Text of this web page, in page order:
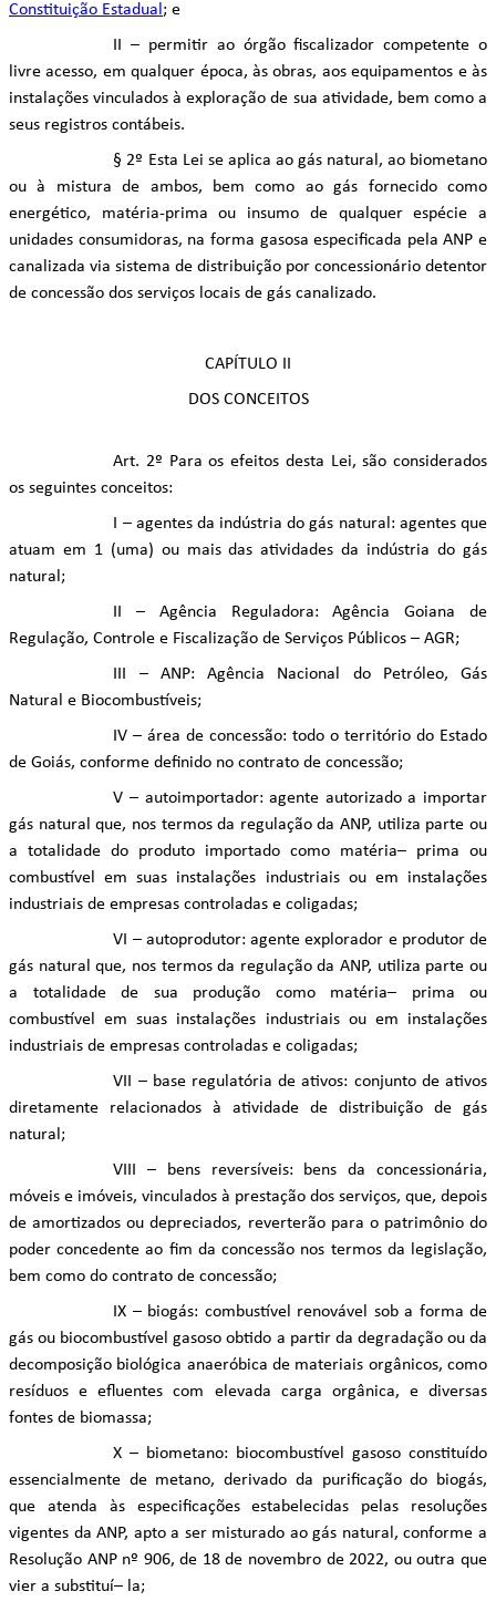
Constituição Estadual; e
II – permitir ao órgão fiscalizador competente o
livre acesso, em qualquer época, às obras, aos equipamentos e às
instalações vinculados à exploração de sua atividade, bem como a
seus registros contábeis.
§ 2º Esta Lei se aplica ao gás natural, ao biometano
ou à mistura de ambos, bem como ao gás fornecido como
energético, matéria-prima ou insumo de qualquer espécie a
unidades consumidoras, na forma gasosa especificada pela ANP e
canalizada via sistema de distribuição por concessionário detentor
de concessão dos serviços locais de gás canalizado.
CAPÍTULO II
DOS CONCEITOS
Art. 2º Para os efeitos desta Lei, são considerados
os seguintes conceitos:
I – agentes da indústria do gás natural: agentes que
atuam em 1 (uma) ou mais das atividades da indústria do gás
natural;
II – Agência Reguladora: Agência Goiana de
Regulação, Controle e Fiscalização de Serviços Públicos – AGR;
III – ANP: Agência Nacional do Petróleo, Gás
Natural e Biocombustíveis;
IV – área de concessão: todo o território do Estado
de Goiás, conforme definido no contrato de concessão;
V – autoimportador: agente autorizado a importar
gás natural que, nos termos da regulação da ANP, utiliza parte ou
a totalidade do produto importado como matéria– prima ou
combustível em suas instalações industriais ou em instalações
industriais de empresas controladas e coligadas;
VI – autoprodutor: agente explorador e produtor de
gás natural que, nos termos da regulação da ANP, utiliza parte ou
a totalidade de sua produção como matéria– prima ou
combustível em suas instalações industriais ou em instalações
industriais de empresas controladas e coligadas;
VII – base regulatória de ativos: conjunto de ativos
diretamente relacionados à atividade de distribuição de gás
natural;
VIII – bens reversíveis: bens da concessionária,
móveis e imóveis, vinculados à prestação dos serviços, que, depois
de amortizados ou depreciados, reverterão para o patrimônio do
poder concedente ao fim da concessão nos termos da legislação,
bem como do contrato de concessão;
IX – biogás: combustível renovável sob a forma de
gás ou biocombustível gasoso obtido a partir da degradação ou da
decomposição biológica anaeróbica de materiais orgânicos, como
resíduos e efluentes com elevada carga orgânica, e diversas
fontes de biomassa;
X – biometano: biocombustível gasoso constituído
essencialmente de metano, derivado da purificação do biogás,
que atenda às especificações estabelecidas pelas resoluções
vigentes da ANP, apto a ser misturado ao gás natural, conforme a
Resolução ANP nº 906, de 18 de novembro de 2022, ou outra que
vier a substituí– la;